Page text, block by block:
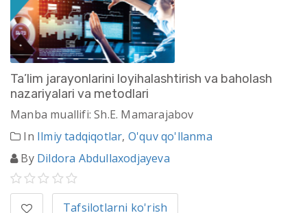
Ta’lim jarayonlarini loyihalashtirish va baholash
nazariyalari va metodlari
Manba muallifi: Sh.E. Mamarajabov
In Ilmiy tadqiqotlar, O'quv qo'llanma
By Dildora Abdullaxodjayeva
Tafsilotlarni ko'rish